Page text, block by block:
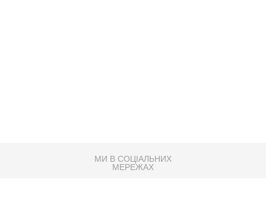
МИ В СОЦІАЛЬНИХ
МЕРЕЖАХ